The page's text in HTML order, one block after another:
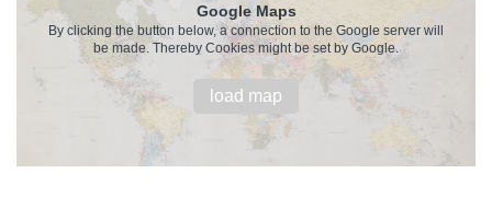
Google Maps
By clicking the button below, a connection to the Google server will
be made. Thereby Cookies might be set by Google.
load map